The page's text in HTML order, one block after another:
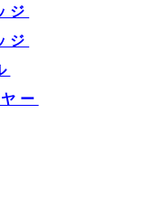
ジ
ジ
ー